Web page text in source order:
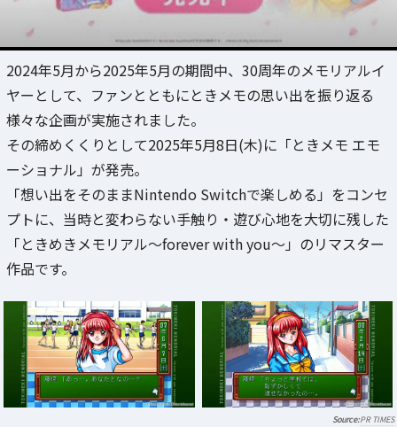
2024年5月から2025年5月の期間中、30周年のメモリアルイ
ヤーとして、ファンとともにときメモの思い出を振り返る
様々な企画が実施されました。
その締めくくりとして2025年5月8日(木)に「ときメモ エモ
ーショナル」が発売。
「想い出をそのままNintendo Switchで楽しめる」をコンセ
プトに、当時と変わらない手触り・遊び心地を大切に残した
「ときめきメモリアル～forever with you～」のリマスター
作品です。
PR TIMES